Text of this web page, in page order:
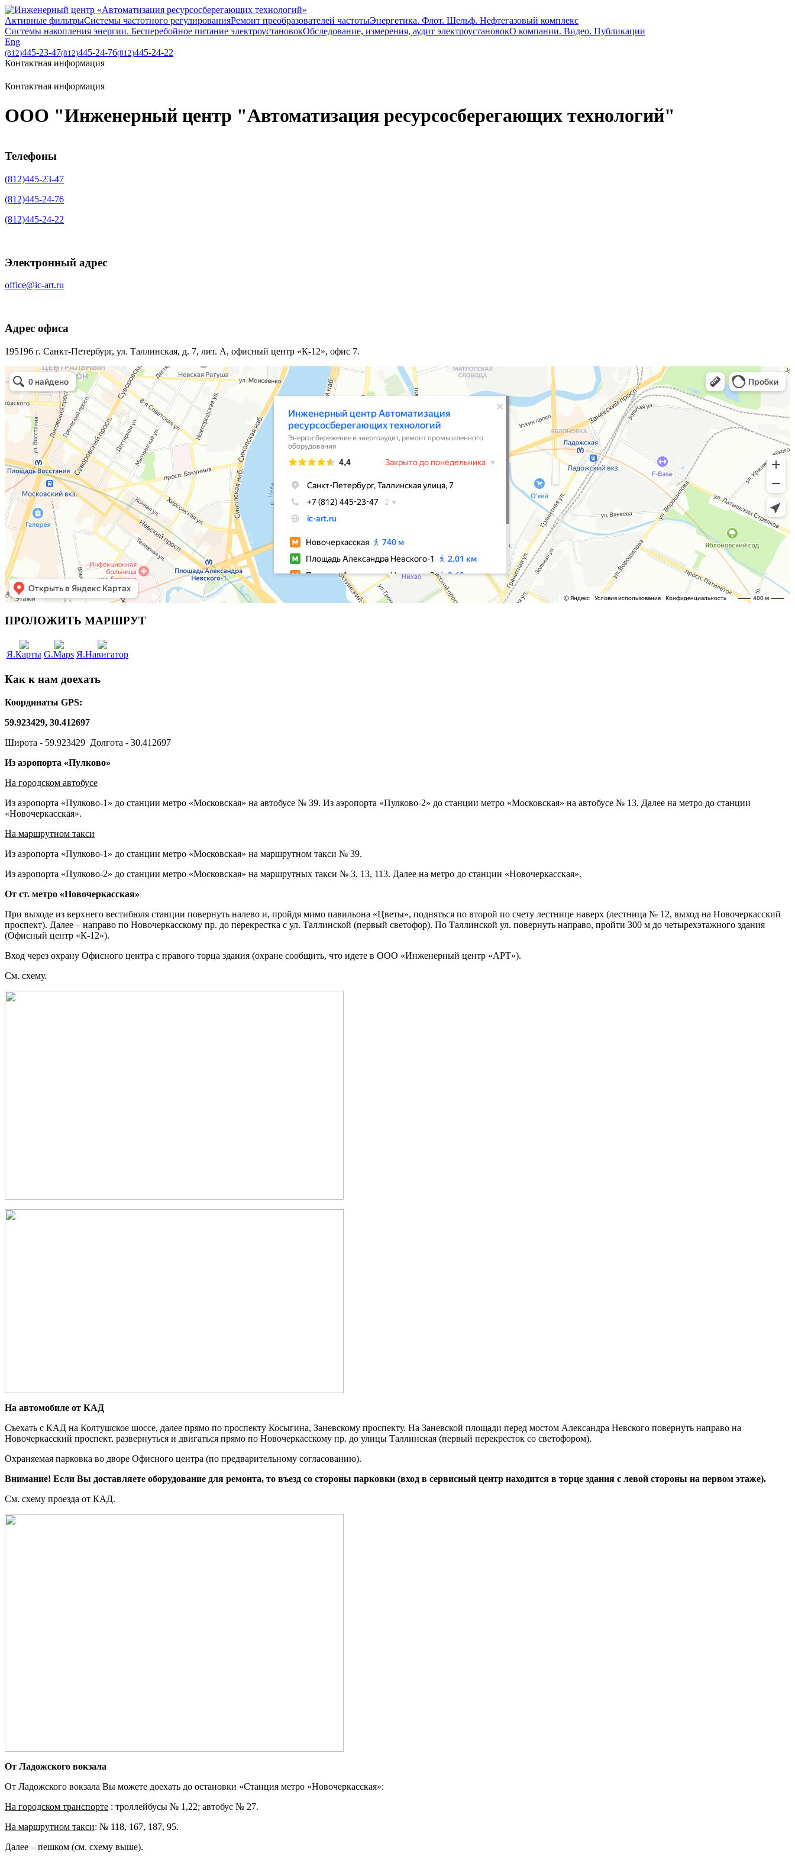
Активные фильтрыСистемы частотного регулированияРемонт преобразователей частотыЭнергетика. Флот. Шельф. Нефтегазовый комплекс
Системы накопления энергии. Бесперебойное питание электроустановокОбследование, измерения, аудит электроустановокО компании. Видео. Публикации
Eng
(812)445-23-47(812)445-24-76(812)445-24-22
Контактная информация
Контактная информация
ООО "Инженерный центр "Автоматизация ресурсосберегающих технологий"
Телефоны
(812)445-23-47
(812)445-24-76
(812)445-24-22
Электронный адрес
office@ic-art.ru
Адрес офиса
195196 г. Санкт-Петербург, ул. Таллинская, д. 7, лит. А, офисный центр «К-12», офис 7.
ПРОЛОЖИТЬ МАРШРУТ
Я.Карты G.Maps Я.Навигатор
Как к нам доехать
Координаты GPS:
59.923429, 30.412697
Широта - 59.923429 Долгота - 30.412697
Из аэропорта «Пулково»
На городском автобусе
Из аэропорта «Пулково-1» до станции метро «Московская» на автобусе № 39. Из аэропорта «Пулково-2» до станции метро «Московская» на автобусе № 13. Далее на метро до станции
«Новочеркасская».
На маршрутном такси
Из аэропорта «Пулково-1» до станции метро «Московская» на маршрутном такси № 39.
Из аэропорта «Пулково-2» до станции метро «Московская» на маршрутных такси № 3, 13, 113. Далее на метро до станции «Новочеркасская».
От ст. метро «Новочеркасская»
При выходе из верхнего вестибюля станции повернуть налево и, пройдя мимо павильона «Цветы», подняться по второй по счету лестнице наверх (лестница № 12, выход на Новочеркасский
проспект). Далее – направо по Новочеркасскому пр. до перекрестка с ул. Таллинской (первый светофор). По Таллинской ул. повернуть направо, пройти 300 м до четырехэтажного здания
(Офисный центр «К-12»).
Вход через охрану Офисного центра с правого торца здания (охране сообщить, что идете в ООО «Инженерный центр «АРТ»).
См. схему.
На автомобиле от КАД
Съехать с КАД на Колтушское шоссе, далее прямо по проспекту Косыгина, Заневскому проспекту. На Заневской площади перед мостом Александра Невского повернуть направо на
Новочеркасский проспект, развернуться и двигаться прямо по Новочеркасскому пр. до улицы Таллинская (первый перекресток со светофором).
Охраняемая парковка во дворе Офисного центра (по предварительному согласованию).
Внимание! Если Вы доставляете оборудование для ремонта, то въезд со стороны парковки (вход в сервисный центр находится в торце здания с левой стороны на первом этаже).
См. схему проезда от КАД.
От Ладожского вокзала
От Ладожского вокзала Вы можете доехать до остановки «Станция метро «Новочеркасская»:
На городском транспорте : троллейбусы № 1,22; автобус № 27.
На маршрутном такси: № 118, 167, 187, 95.
Далее – пешком (см. схему выше).